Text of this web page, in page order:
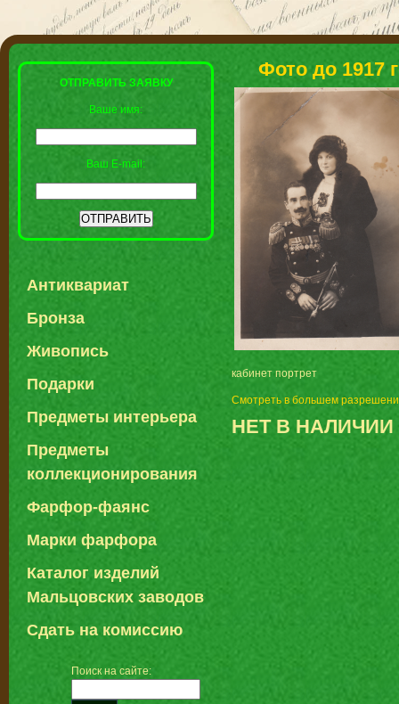
ОТПРАВИТЬ ЗАЯВКУ
Ваше имя:
Ваш E-mail:
Антиквариат
Бронза
Живопись
Подарки
Предметы интерьера
Предметы
коллекционирования
Фарфор-фаянс
Марки фарфора
Каталог изделий
Мальцовских заводов
Сдать на комиссию
Поиск на сайте:
Фото до 1917
кабинет портрет
Смотреть в большем
НЕТ В НАЛИЧИИ